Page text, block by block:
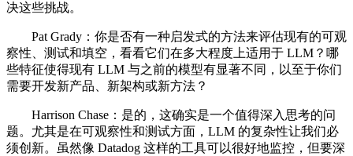
决这些挑战。
Pat Grady：你是否有一种启发式的方法来评估现有的可观
察性、测试和填空，看看它们在多大程度上适用于 LLM？哪
些特征使得现有 LLM 与之前的模型有显著不同，以至于你们
需要开发新产品、新架构或新方法？
Harrison Chase：是的，这确实是一个值得深入思考的问
题。尤其是在可观察性和测试方面，LLM 的复杂性让我们必
须创新。虽然像 Datadog 这样的工具可以很好地监控，但要深